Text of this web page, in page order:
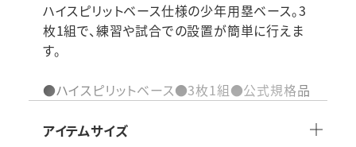
ハイスピリットベース仕様の少年用塁ベース。3
枚1組で、練習や試合での設置が簡単に行えま
す。
●ハイスピリットベース●3枚1組●公式規格品
付属品：
アイテムサイズ